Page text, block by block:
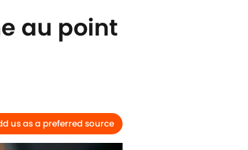
au point
us as a preferred source